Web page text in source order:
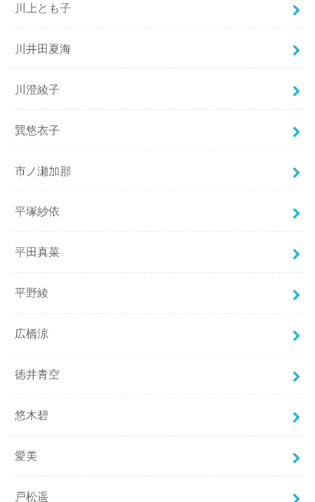
川上とも子
川井田夏海
川澄綾子
巽悠衣子
市ノ瀬加那
平塚紗依
平田真菜
平野綾
広橋涼
徳井青空
悠木碧
愛美
戸松遥